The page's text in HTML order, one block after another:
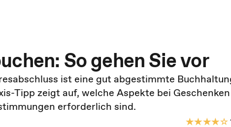
So gehen Sie vor
ist eine gut abgestimmte
Tipp zeigt auf, welche Aspekte bei Geschenken
erforderlich sind.